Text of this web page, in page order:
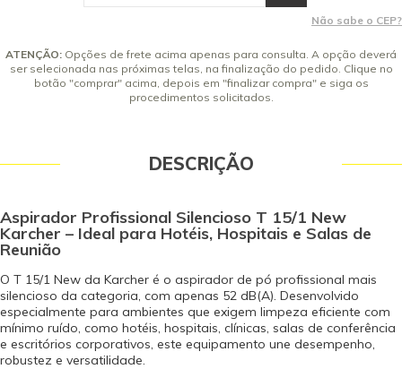
9x de R$ 528,54 sem juros
Não sabe o CEP?
ATENÇÃO: Opções de frete acima apenas para consulta. A opção deverá
ser selecionada nas próximas telas, na finalização do pedido. Clique no
botão "comprar" acima, depois em "finalizar compra" e siga os
procedimentos solicitados.
DESCRIÇÃO
Aspirador Profissional Silencioso T 15/1 New
Karcher – Ideal para Hotéis, Hospitais e Salas de
Reunião
O T 15/1 New da Karcher é o aspirador de pó profissional mais
silencioso da categoria, com apenas 52 dB(A). Desenvolvido
especialmente para ambientes que exigem limpeza eficiente com
mínimo ruído, como hotéis, hospitais, clínicas, salas de conferência
e escritórios corporativos, este equipamento une desempenho,
robustez e versatilidade.